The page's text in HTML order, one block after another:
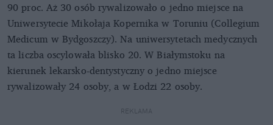
90 proc. Aż 30 osób rywalizowało o jedno miejsce na
Uniwersytecie Mikołaja Kopernika w Toruniu (Collegium
Medicum w Bydgoszczy). Na uniwersytetach medycznych
ta liczba oscylowała blisko 20. W Białymstoku na
kierunek lekarsko-dentystyczny o jedno miejsce
rywalizowały 24 osoby, a w Łodzi 22 osoby.
REKLAMA